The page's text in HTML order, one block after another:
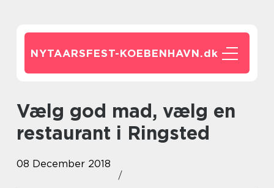
NYTAARSFEST-KOEBENHAVN.dk
Vælg god mad, vælg en
restaurant i Ringsted
08 December 2018